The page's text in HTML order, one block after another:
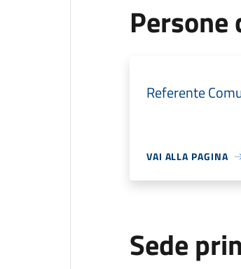
Referente
VAI ALLA PAGINA
Sede